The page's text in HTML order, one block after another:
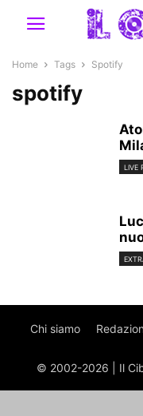
Home Tags Spotify
spotify
LIVE
Chi siamo
© 2002-2026 | Il